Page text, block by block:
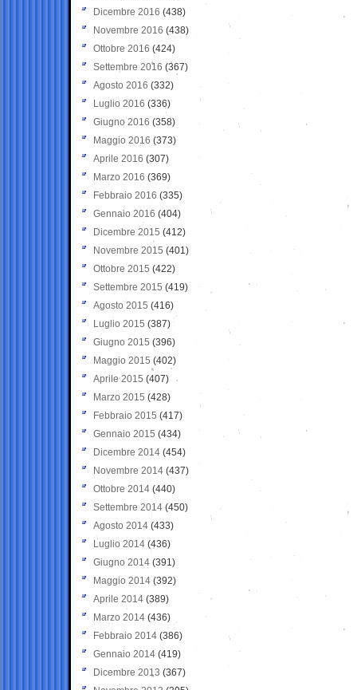
Dicembre 2016 (438)
Novembre 2016 (438)
Ottobre 2016 (424)
Settembre 2016 (367)
Agosto 2016 (332)
Luglio 2016 (336)
Giugno 2016 (358)
Maggio 2016 (373)
Aprile 2016 (307)
Marzo 2016 (369)
Febbraio 2016 (335)
Gennaio 2016 (404)
Dicembre 2015 (412)
Novembre 2015 (401)
Ottobre 2015 (422)
Settembre 2015 (419)
Agosto 2015 (416)
Luglio 2015 (387)
Giugno 2015 (396)
Maggio 2015 (402)
Aprile 2015 (407)
Marzo 2015 (428)
Febbraio 2015 (417)
Gennaio 2015 (434)
Dicembre 2014 (454)
Novembre 2014 (437)
Ottobre 2014 (440)
Settembre 2014 (450)
Agosto 2014 (433)
Luglio 2014 (436)
Giugno 2014 (391)
Maggio 2014 (392)
Aprile 2014 (389)
Marzo 2014 (436)
Febbraio 2014 (386)
Gennaio 2014 (419)
Dicembre 2013 (367)